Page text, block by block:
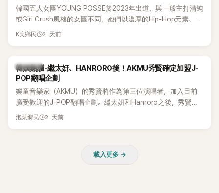
韓國五人女團YOUNG POSSE於2023年出道，與一般主打清純
或Girl Crush風格的女團不同，她們以濃厚的Hip-Hop元素、自
創Rap及成員親自參與創作為特色，MV也融入美式街頭、塗
為第五代女團中極具辨識度的新生代代表之一。
K氏鄉民 2 天前
熱議討論
韓娛熱議-繼太妍、HANRORO後！AKMU秀賢確定加盟J-
POP翻唱企劃
樂童音樂家（AKMU）的秀賢將作為第三位演唱者，加入目前
廣受歡迎的J-POP翻唱企劃。繼太妍和Hanroro之後，秀賢已
獲選為第三首翻唱歌曲的主唱，並於近期完成錄音。
泡菜鄉民 2 天前
載入更多 →